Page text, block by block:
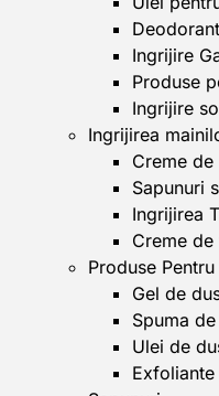
Ingrijire
Produse
Ingrijire
Ingrijirea
Creme de
Sapunuri
Ingrijirea
Creme de
Produse
Gel de
Spuma
Ulei de